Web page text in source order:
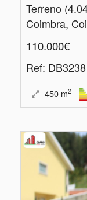
Terreno
Coimbra,
110.000€
Ref: DB3238
450 m2